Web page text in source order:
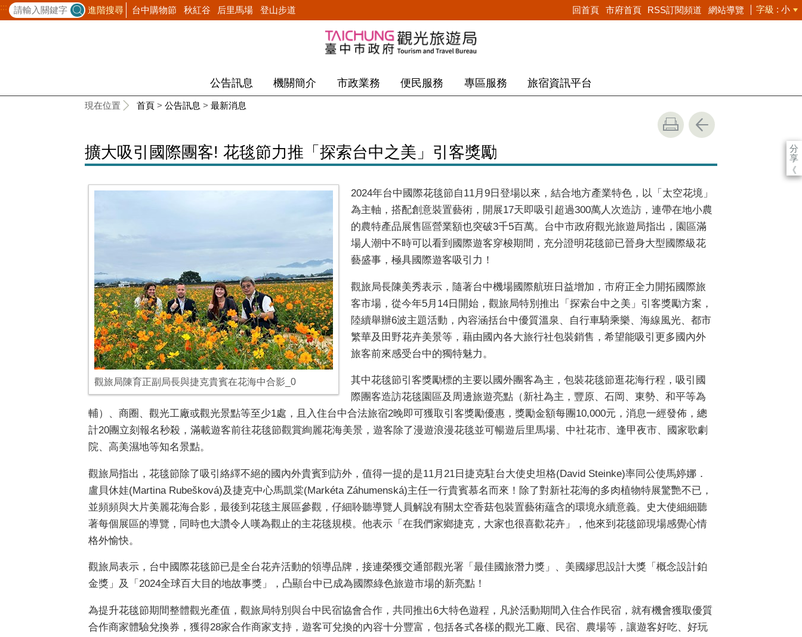
::: 進階搜尋 台中購物節 秋紅谷 后里馬場 登山步道 回首頁 市府首頁 RSS訂閱頻道 網站導覽 字級 小
公告訊息 機關簡介 市政業務 便民服務 專區服務 旅宿資訊平台
現在位置 首頁 > 公告訊息 > 最新消息
分
享
《
擴大吸引國際團客! 花毯節力推「探索台中之美」引客獎勵
觀旅局陳育正副局長與捷克貴賓在花海中合影_0
2024年台中國際花毯節自11月9日登場以來，結合地方產業特色，以「太空花境」
為主軸，搭配創意裝置藝術，開展17天即吸引超過300萬人次造訪，連帶在地小農
的農特產品展售區營業額也突破3千5百萬。台中市政府觀光旅遊局指出，園區滿
場人潮中不時可以看到國際遊客穿梭期間，充分證明花毯節已晉身大型國際級花
藝盛事，極具國際遊客吸引力！
觀旅局長陳美秀表示，隨著台中機場國際航班日益增加，市府正全力開拓國際旅
客市場，從今年5月14日開始，觀旅局特別推出「探索台中之美」引客獎勵方案，
陸續舉辦6波主題活動，內容涵括台中優質溫泉、自行車騎乘樂、海線風光、都市
繁華及田野花卉美景等，藉由國內各大旅行社包裝銷售，希望能吸引更多國內外
旅客前來感受台中的獨特魅力。
其中花毯節引客獎勵標的主要以國外團客為主，包裝花毯節逛花海行程，吸引國
際團客造訪花毯園區及周邊旅遊亮點（新社為主，豐原、石岡、東勢、和平等為
輔）、商圈、觀光工廠或觀光景點等至少1處，且入住台中合法旅宿2晚即可獲取引客獎勵優惠，獎勵金額每團10,000元，消息一經發佈，總
計20團立刻報名秒殺，滿載遊客前往花毯節觀賞絢麗花海美景，遊客除了漫遊浪漫花毯並可暢遊后里馬場、中社花市、逢甲夜市、國家歌劇
院、高美濕地等知名景點。
觀旅局指出，花毯節除了吸引絡繹不絕的國內外貴賓到訪外，值得一提的是11月21日捷克駐台大使史坦格(David Steinke)率同公使馬婷娜．
盧貝休娃(Martina Rubešková)及捷克中心馬凱棠(Markéta Záhumenská)主任一行貴賓慕名而來！除了對新社花海的多肉植物特展驚艷不已，
並頻頻與大片美麗花海合影，最後到花毯主展區參觀，仔細聆聽導覽人員解說有關太空香菇包裝置藝術蘊含的環境永續意義。史大使細細聽
著每個展區的導覽，同時也大讚令人嘆為觀止的主花毯規模。他表示「在我們家鄉捷克，大家也很喜歡花卉」，他來到花毯節現場感覺心情
格外愉快。
觀旅局表示，台中國際花毯節已是全台花卉活動的領導品牌，接連榮獲交通部觀光署「最佳國旅潛力獎」、美國繆思設計大獎「概念設計鉑
金獎」及「2024全球百大目的地故事獎」，凸顯台中已成為國際綠色旅遊市場的新亮點！
為提升花毯節期間整體觀光產值，觀旅局特別與台中民宿協會合作，共同推出6大特色遊程，凡於活動期間入住合作民宿，就有機會獲取優質
合作商家體驗兌換券，獲得28家合作商家支持，遊客可兌換的內容十分豐富，包括各式各樣的觀光工廠、民宿、農場等，讓遊客好吃、好玩